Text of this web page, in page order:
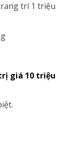
trí 1 triệu
giá 10 triệu